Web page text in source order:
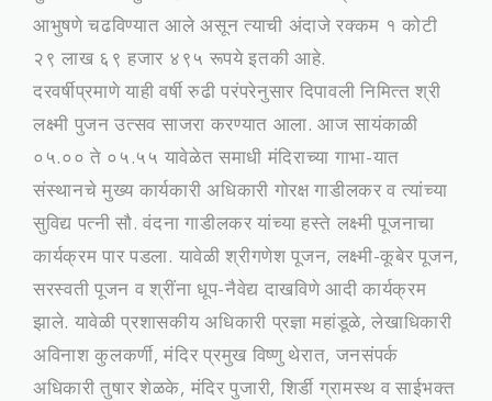
आभुषणे चढविण्‍यात आले असून त्‍याची अंदाजे रक्‍कम १ कोटी
२९ लाख ६९ हजार ४९५ रूपये इतकी आहे.
दरवर्षीप्रमाणे याही वर्षी रुढी परंपरेनुसार दिपावली निमित्‍त श्री
लक्ष्‍मी पुजन उत्‍सव साजरा करण्‍यात आला. आज सायंकाळी
०५.०० ते ०५.५५ यावेळेत समाधी मंदिराच्‍या गाभा-यात
संस्‍थानचे मुख्‍य कार्यकारी अधिकारी गोरक्ष गाडीलकर व त्‍यांच्‍या
सुविद्य पत्‍नी सौ. वंदना गाडीलकर यांच्‍या हस्‍ते लक्ष्‍मी पूजनाचा
कार्यक्रम पार पडला. यावेळी श्रीगणेश पूजन, लक्ष्‍मी-कूबेर पूजन,
सरस्‍वती पूजन व श्रींना धूप-नैवेद्य दाखविणे आदी कार्यक्रम
झाले. यावेळी प्रशासकीय अधिकारी प्रज्ञा महांडूळे, लेखाधिकारी
अविनाश कुलकर्णी, मंदिर प्रमुख विष्‍णु थेरात, जनसंपर्क
अधिकारी तुषार शेळके, मंदिर पुजारी, शिर्डी ग्रामस्‍थ व साईभक्‍त